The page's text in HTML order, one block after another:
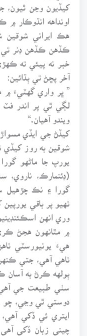
کيڏيون وڃن ٿيون،
اونداهه انڌوڪار ۾
هڪ ايراني شوقين
ڪڏهن ڪڏهن ڊنر تي
خبر نه پيئي ته
آخر پڇڻ تي ٻڌائين:
” ڀر واري گهٽيءَ ۾
لڳي ٿي پر اندر فٽ
ويندو آهيان.“
کيڏڻ جي ايڏي
شوقين به روز کيڏي
يورپ جا ماڻهو
(ڊئنمارڪ، ناروي،
گورا ۽ نڪ چڙهيل
ٺهيو پر باقي
وري انهن
۾ مٿانهون هجڻ
هيءَ يونيورسٽي
ٺاهي آهي، جتي
ٻولهه ڪرڻ به آسان
سٺي طبيعت جي
دوستي ٿي وڃي، ڇو
ايتري ئي ڏکي آهي،
چيني زبان ڏکي